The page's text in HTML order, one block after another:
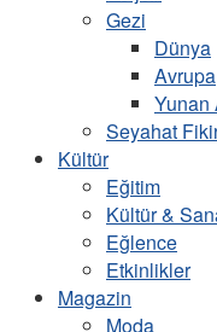
Gezi
Dünya
Avrupa
Yunan
Seyahat
Kültür
Eğitim
Kültür &
Eğlence
Etkinlikler
Magazin
Moda